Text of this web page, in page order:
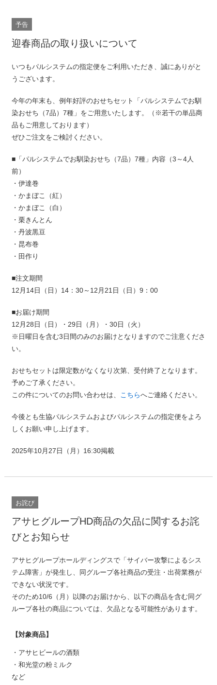
予告
迎春商品の取り扱いについて
いつもパルシステムの指定便をご利用いただき、誠にありがと
うございます。
今年の年末も、例年好評のおせちセット「パルシステムでお馴
染おせち（7品）7種」をご用意いたします。（※若干の単品商
品もご用意しております）
ぜひご注文をご検討ください。
■「パルシステムでお馴染おせち（7品）7種」内容（3～4人
前）
・伊達巻
・かまぼこ（紅）
・かまぼこ（白）
・栗きんとん
・丹波黒豆
・昆布巻
・田作り
■注文期間
12月14日（日）14：30～12月21日（日）9：00
■お届け期間
12月28日（日）・29日（月）・30日（火）
※日曜日を含む3日間のみのお届けとなりますのでご注意くださ
い。
おせちセットは限定数がなくなり次第、受付終了となります。
予めご了承ください。
この件についてのお問い合わせは、
こちらへご連絡ください。
今後とも生協パルシステムおよびパルシステムの指定便をよろ
しくお願い申し上げます。
2025年10月27日（月）16:30掲載
お詫び
アサヒグループHD商品の欠品に関するお詫
びとお知らせ
アサヒグループホールディングスで「サイバー攻撃によるシス
テム障害」が発生し、同グループ各社商品の受注・出荷業務が
できない状況です。
そのため10/6（月）以降のお届けから、以下の商品を含む同グ
ループ各社の商品については、欠品となる可能性があります。
【対象商品】
・アサヒビールの酒類
・和光堂の粉ミルク
など